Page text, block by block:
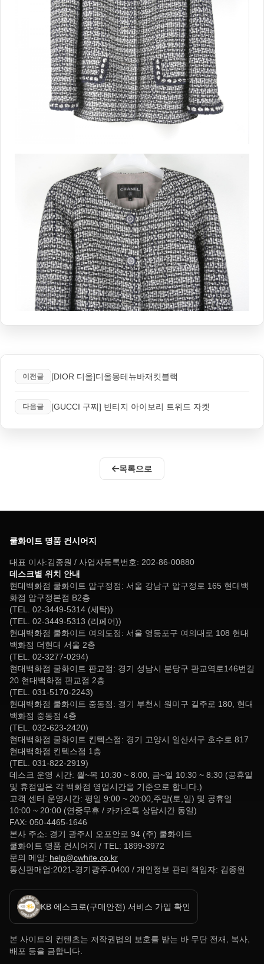
이전글 [DIOR 디올]디올몽테뉴바재킷블랙
다음글 [GUCCI 구찌] 빈티지 아이보리 트위드 자켓
목록으로
쿨화이트 명품 컨시어지
대표 이사:김종원 / 사업자등록번호: 202-86-00880
데스크별 위치 안내
현대백화점 쿨화이트 압구정점: 서울 강남구 압구정로 165 현대백
화점 압구정본점 B2층
(TEL. 02-3449-5314 (세탁))
(TEL. 02-3449-5313 (리페어))
현대백화점 쿨화이트 여의도점: 서울 영등포구 여의대로 108 현대
백화점 더현대 서울 2층
(TEL. 02-3277-0294)
현대백화점 쿨화이트 판교점: 경기 성남시 분당구 판교역로146번길
20 현대백화점 판교점 2층
(TEL. 031-5170-2243)
현대백화점 쿨화이트 중동점: 경기 부천시 원미구 길주로 180, 현대
백화점 중동점 4층
(TEL. 032-623-2420)
현대백화점 쿨화이트 킨텍스점: 경기 고양시 일산서구 호수로 817
현대백화점 킨텍스점 1층
(TEL. 031-822-2919)
데스크 운영 시간: 월~목 10:30 ~ 8:00, 금~일 10:30 ~ 8:30 (공휴일
및 휴점일은 각 백화점 영업시간을 기준으로 합니다.)
고객 센터 운영시간: 평일 9:00 ~ 20:00,주말(토,일) 및 공휴일
10:00 ~ 20:00 (연중무휴 / 카카오톡 상담시간 동일)
FAX: 050-4465-1646
본사 주소: 경기 광주시 오포안로 94 (주) 쿨화이트
쿨화이트 명품 컨시어지 / TEL: 1899-3972
문의 메일: help@cwhite.co.kr
통신판매업:2021-경기광주-0400 / 개인정보 관리 책임자: 김종원
KB 에스크로(구매안전) 서비스 가입 확인
본 사이트의 컨텐츠는 저작권법의 보호를 받는 바 무단 전재, 복사,
배포 등을 금합니다.